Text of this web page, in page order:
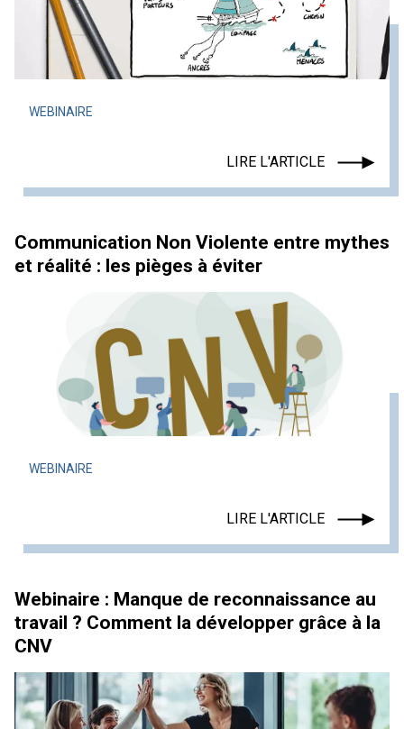
WEBINAIRE
LIRE L'ARTICLE
Communication Non Violente entre mythes
et réalité : les pièges à éviter
WEBINAIRE
LIRE L'ARTICLE
Webinaire : Manque de reconnaissance au
travail ? Comment la développer grâce à la
CNV